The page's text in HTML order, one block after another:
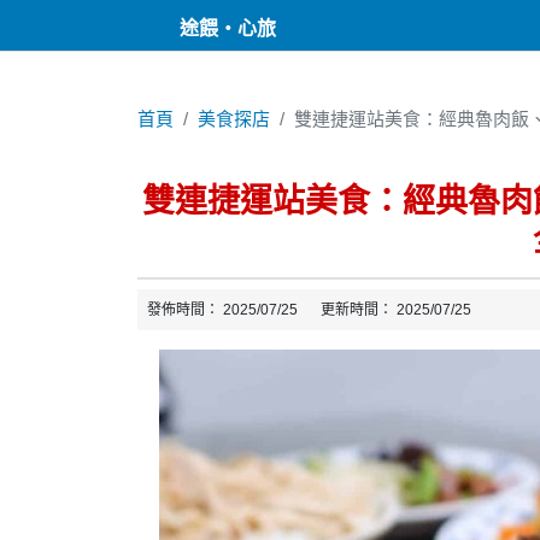
途餵・心旅
首頁 美食探店 雙連捷運站美食：經典魯肉飯
雙連捷運站美食：經典魯
發佈時間： 2025/07/25 更新時間： 2025/07/25